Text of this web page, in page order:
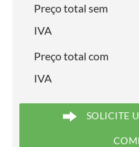
Preço total sem
IVA
Preço total com
IVA
SOLICITE